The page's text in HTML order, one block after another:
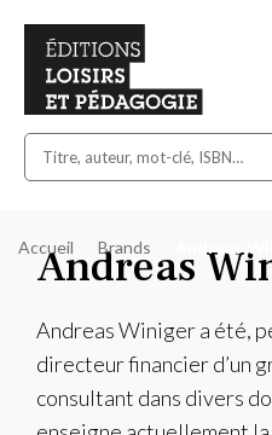
Accueil Brands
Andreas
Andreas Winiger a été,
directeur financier d’un
consultant dans divers